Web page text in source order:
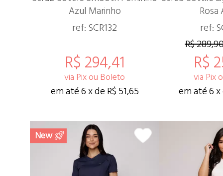
Azul Marinho
ref: SCR132
R$ 294,41
via Pix ou Boleto
em até 6 x de R$ 51,65
Rosa
ref:
R$
R$
via Pix
em até 6
New